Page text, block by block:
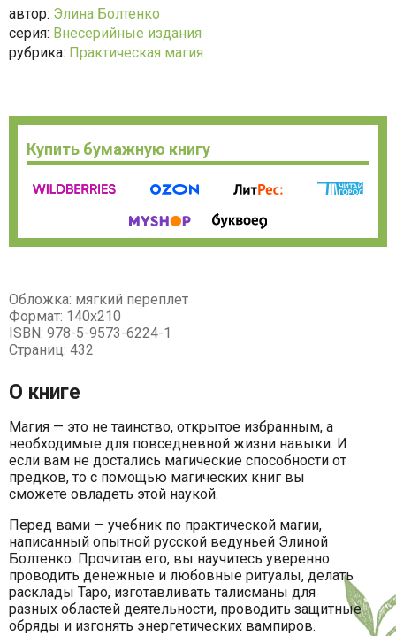
автор: Элина Болтенко
серия: Внесерийные издания
рубрика: Практическая магия
Купить бумажную книгу
Обложка: мягкий переплет
Формат: 140х210
ISBN: 978-5-9573-6224-1
Страниц: 432
О книге
Магия — это не таинство, открытое избранным, а
необходимые для повседневной жизни навыки. И
если вам не достались магические способности от
предков, то с помощью магических книг вы
сможете овладеть этой наукой.
Перед вами — учебник по практической магии,
написанный опытной русской ведуньей Элиной
Болтенко. Прочитав его, вы научитесь уверенно
проводить денежные и любовные ритуалы, делать
расклады Таро, изготавливать талисманы для
разных областей деятельности, проводить защитные
обряды и изгонять энергетических вампиров.